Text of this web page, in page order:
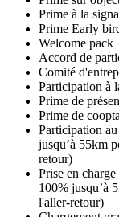
Prime à la
Prime Early
Welcome pack
Accord de
Comité
Participation à
Prime de
Prime de
Participation
jusqu’à 55km
retour)
Prise en
100% jusqu’à
l'aller-retour)